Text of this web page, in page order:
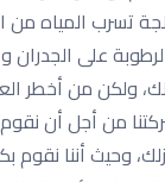
تسرب المياه
على
ولكن من أخطر
من أجل
وحيث أننا